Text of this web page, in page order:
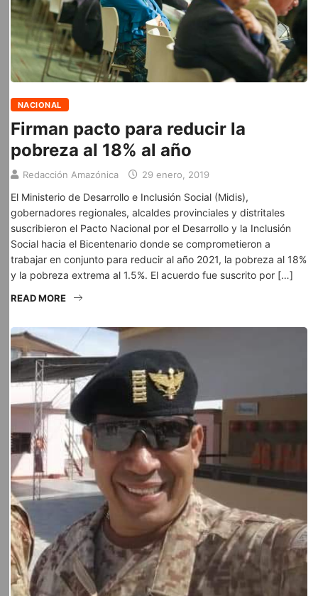
NACIONAL
Firman pacto para reducir la
pobreza al 18% al año
Redacción Amazónica 29 enero, 2019
El Ministerio de Desarrollo e Inclusión Social (Midis),
gobernadores regionales, alcaldes provinciales y distritales
suscribieron el Pacto Nacional por el Desarrollo y la Inclusión
Social hacia el Bicentenario donde se comprometieron a
trabajar en conjunto para reducir al año 2021, la pobreza al 18%
y la pobreza extrema al 1.5%. El acuerdo fue suscrito por […]
READ MORE